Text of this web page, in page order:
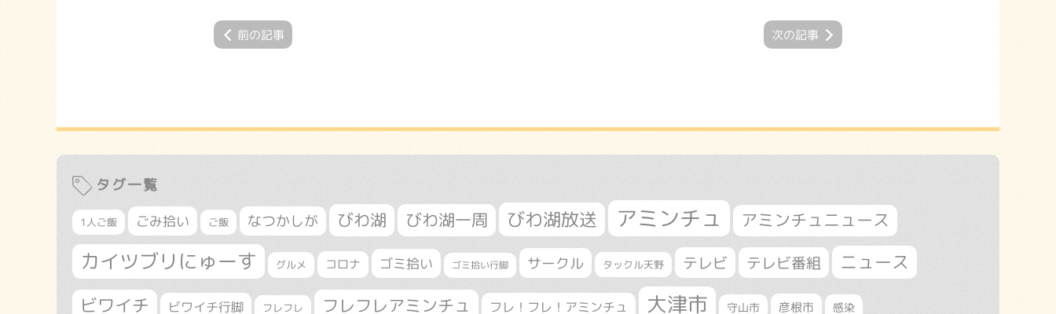
前の記事 次の記事
タグ一覧
1人ご飯 ごみ拾い ご飯 なつかしが びわ湖 びわ湖一周 びわ湖放送 アミンチュ アミンチュニュース
カイツブリにゅーす グルメ コロナ ゴミ拾い ゴミ拾い行脚 サークル タックル天野 テレビ テレビ番組 ニュース
ビワイチ ビワイチ行脚 フレフレ フレフレアミンチュ フレ！フレ！アミンチュ 大津市 守山市 彦根市 感染